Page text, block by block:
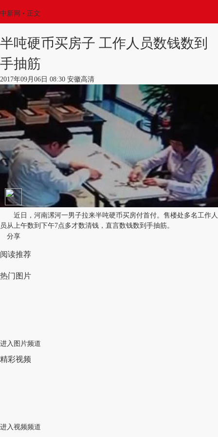
中新网 • 正文
半吨硬币买房子 工作人员数钱数到
手抽筋
2017年09月06日 08:30 安徽高清
近日，河南漯河一男子拉来半吨硬币买房付首付。售楼处多名工作人
员从上午数到下午7点多才数清钱，直言数钱数到手抽筋。
分享
阅读推荐
热门图片
进入图片频道
精彩视频
进入视频频道